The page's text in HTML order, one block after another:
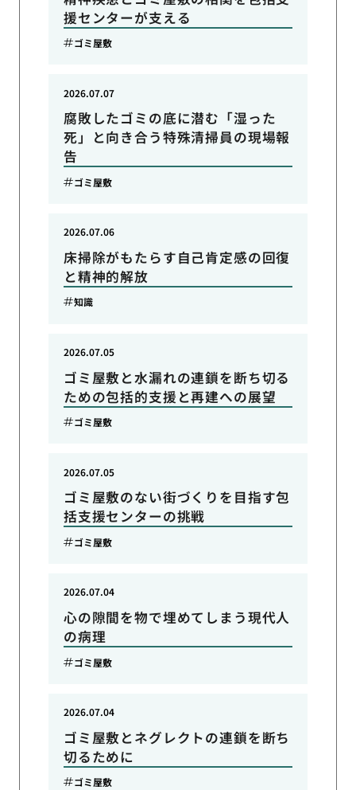
援センターが支える
ゴミ屋敷
腐敗したゴミの底に潜む「湿った
死」と向き合う特殊清掃員の現場報
告
2026.07.07
ゴミ屋敷
床掃除がもたらす自己肯定感の回復
と精神的解放
2026.07.06
知識
ゴミ屋敷と水漏れの連鎖を断ち切る
ための包括的支援と再建への展望
2026.07.05
ゴミ屋敷
ゴミ屋敷のない街づくりを目指す包
括支援センターの挑戦
2026.07.05
ゴミ屋敷
心の隙間を物で埋めてしまう現代人
の病理
2026.07.04
ゴミ屋敷
ゴミ屋敷とネグレクトの連鎖を断ち
切るために
2026.07.04
ゴミ屋敷